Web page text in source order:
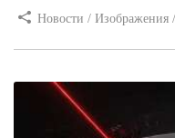
Новости / Изображения